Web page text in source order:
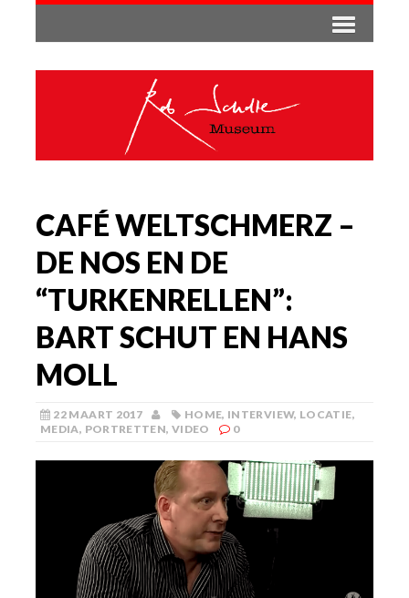
CAFÉ WELTSCHMERZ –
DE NOS EN DE
“TURKENRELLEN”:
BART SCHUT EN HANS
MOLL
22 MAART 2017 HOME, INTERVIEW, LOCATIE,
MEDIA, PORTRETTEN, VIDEO 0